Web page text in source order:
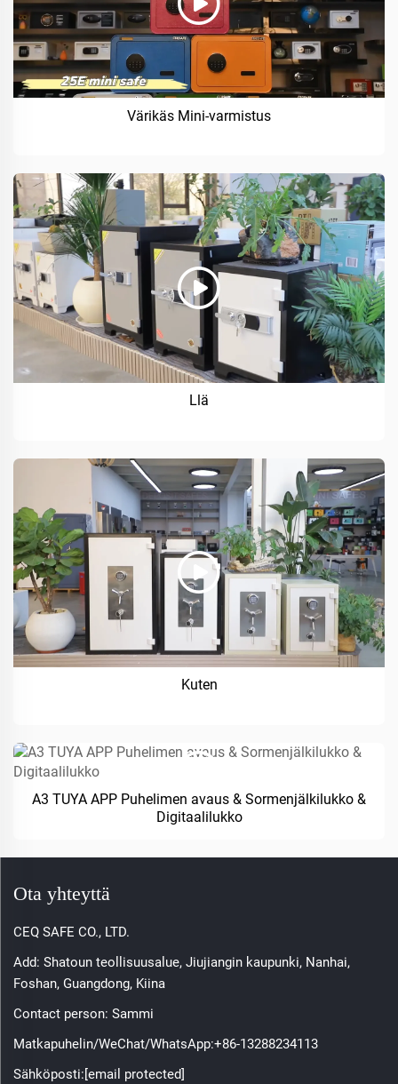
Värikäs Mini-varmistus
Llä
Kuten
A3 TUYA APP Puhelimen avaus & Sormenjälkilukko &
Digitaalilukko
Ota yhteyttä
CEQ SAFE CO., LTD.
Add: Shatoun teollisuusalue, Jiujiangin kaupunki, Nanhai,
Foshan, Guangdong, Kiina
Contact person: Sammi
Matkapuhelin/WeChat/WhatsApp:+86-13288234113
Sähköposti:[email protected]